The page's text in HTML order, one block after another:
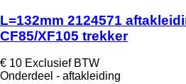
L=132mm 2124571
CF85/XF105 trekker
€ 10 Exclusief BTW
Onderdeel - aftakleiding